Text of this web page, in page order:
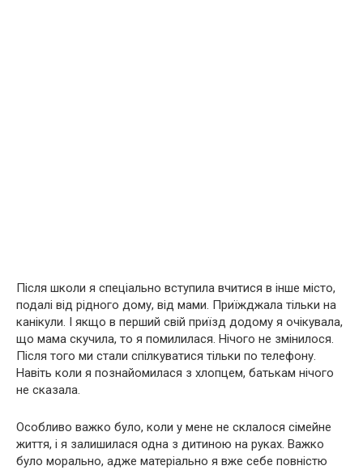
Після школи я спеціально вступила вчитися в інше місто,
подалі від рідного дому, від мами. Приїжджала тільки на
канікули. І якщо в перший свій приїзд додому я очікувала,
що мама скучила, то я помилилася. Нічого не змінилося.
Після того ми стали спілкуватися тільки по телефону.
Навіть коли я познайомилася з хлопцем, батькам нічого
не сказала.
Особливо важко було, коли у мене не склалося сімейне
життя, і я залишилася одна з дитиною на руках. Важко
було морально, адже матеріально я вже себе повністю